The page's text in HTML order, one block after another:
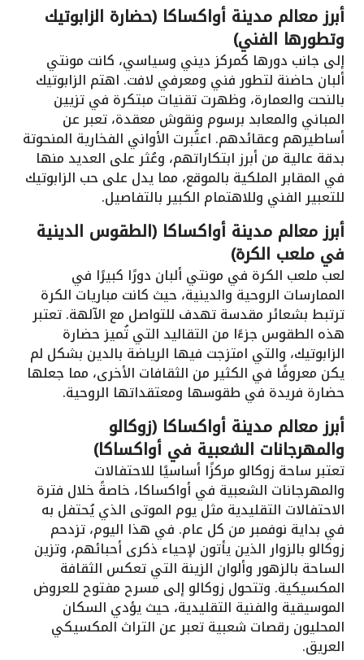
أبرز معالم مدينة أواكساكا (حضارة الزابوتيك
وتطورها الفني)
إلى جانب دورها كمركز ديني وسياسي، كانت مونتي
ألبان حاضنة لتطور فني ومعرفي لافت. اهتم الزابوتيك
بالنحت والعمارة، وظهرت تقنيات مبتكرة في تزيين
المباني والمعابد برسوم ونقوش معقدة، تعبر عن
أساطيرهم وعقائدهم. اعتُبرت الأواني الفخارية المنحوتة
بدقة عالية من أبرز ابتكاراتهم، وعُثر على العديد منها
في المقابر الملكية بالموقع، مما يدل على حب الزابوتيك
للتعبير الفني وللاهتمام الكبير بالتفاصيل.
أبرز معالم مدينة أواكساكا (الطقوس الدينية
في ملعب الكرة)
لعب ملعب الكرة في مونتي ألبان دورًا كبيرًا في
الممارسات الروحية والدينية، حيث كانت مباريات الكرة
ترتبط بشعائر مقدسة تهدف للتواصل مع الآلهة. تعتبر
هذه الطقوس جزءًا من التقاليد التي تُميز حضارة
الزابوتيك، والتي امتزجت فيها الرياضة بالدين بشكل لم
يكن معروفًا في الكثير من الثقافات الأخرى، مما جعلها
حضارة فريدة في طقوسها ومعتقداتها الروحية.
أبرز معالم مدينة أواكساكا (زوكالو
والمهرجانات الشعبية في أواكساكا)
تعتبر ساحة زوكالو مركزًا أساسيًا للاحتفالات
والمهرجانات الشعبية في أواكساكا، خاصةً خلال فترة
الاحتفالات التقليدية مثل يوم الموتى الذي يُحتفل به
في بداية نوفمبر من كل عام. في هذا اليوم، تزدحم
زوكالو بالزوار الذين يأتون لإحياء ذكرى أحبائهم، وتزين
الساحة بالزهور وألوان الزينة التي تعكس الثقافة
المكسيكية. وتتحول زوكالو إلى مسرح مفتوح للعروض
الموسيقية والفنية التقليدية، حيث يؤدي السكان
المحليون رقصات شعبية تعبر عن التراث المكسيكي
العريق.